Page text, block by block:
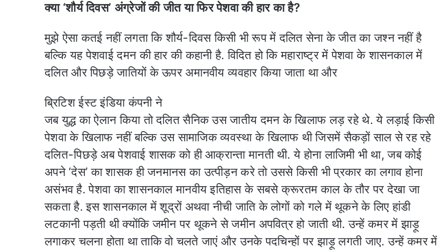
क्या ‘शौर्य दिवस’ अंग्रेजों की जीत या फिर पेशवा की हार का है?
मुझे ऐसा कतई नहीं लगता कि शौर्य-दिवस किसी भी रूप में दलित सेना के जीत का जश्न नहीं है
बल्कि यह पेशवाई दमन की हार की कहानी है. विदित हो कि महाराष्ट्र में पेशवा के शासनकाल में
दलित और पिछड़े जातियों के ऊपर अमानवीय व्यवहार किया जाता था और
ब्रिटिश ईस्ट इंडिया कंपनी ने
जब युद्ध का ऐलान किया तो दलित सैनिक उस जातीय दमन के खिलाफ लड़ रहे थे. ये लड़ाई किसी
पेशवा के खिलाफ नहीं बल्कि उस सामाजिक व्यवस्था के खिलाफ थी जिसमें सैकड़ों साल से रह रहे
दलित-पिछड़े अब पेशवाई शासक को ही आक्रान्ता मानती थी. ये होना लाजिमी भी था, जब कोई
अपने ‘देस’ का शासक ही जनमानस का उत्पीड़न करे तो उससे किसी भी प्रकार का लगाव होना
असंभव है. पेशवा का शासनकाल मानवीय इतिहासके सबसे क्रूरतम काल के तौर पर देखा जा
सकता है. इस शासनकाल में शूद्रों अथवा नीची जाति के लोगों को गले में थूकने के लिए हांडी
लटकानी पड़ती थी क्योंकि जमीन पर थूकने से जमीन अपवित्र हो जाती थी. उन्हें कमर में झाड़ू
लगाकर चलना होता था ताकि वो चलते जाएं और उनके पदचिन्हों पर झाड़ू लगती जाए. उन्हें कमर में